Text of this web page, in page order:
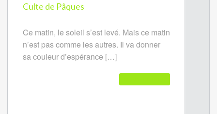
Culte de Pâques
Ce matin, le soleil s’est levé. Mais ce matin
n’est pas comme les autres. Il va donner
sa couleur d’espérance […]